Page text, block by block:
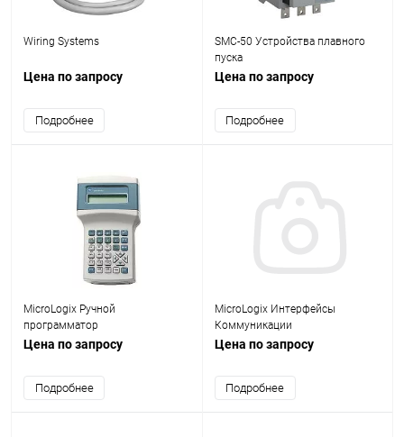
Wiring Systems
Цена по запросу
Подробнее
SMC-50 Устройства плавного
пуска
Цена по запросу
Подробнее
MicroLogix Ручной
программатор
Цена по запросу
Подробнее
MicroLogix Интерфейсы
Коммуникации
Цена по запросу
Подробнее